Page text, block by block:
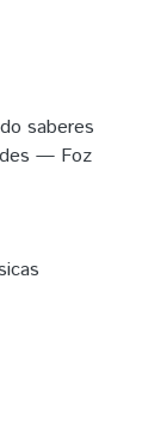
saberes
— Foz